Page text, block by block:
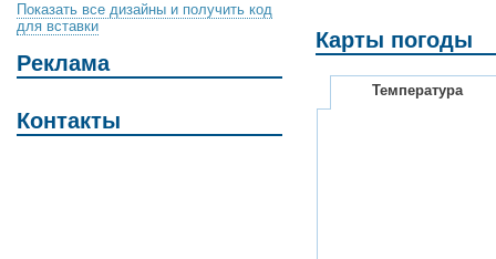
Показать все дизайны и получить код
для вставки
Реклама
Контакты
Карты погоды
Температура